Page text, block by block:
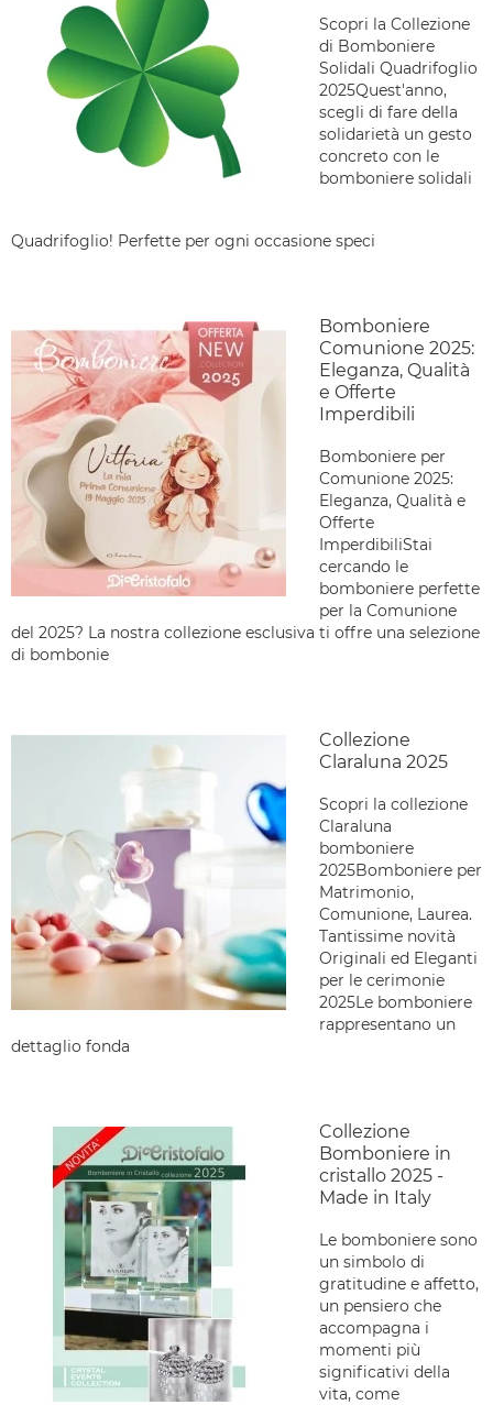
Scopri la Collezione
di Bomboniere
Solidali Quadrifoglio
2025Quest'anno,
scegli di fare della
solidarietà un gesto
concreto con le
bomboniere solidali
Quadrifoglio! Perfette per ogni occasione speci
Bomboniere
Comunione 2025:
Eleganza, Qualità
e Offerte
Imperdibili
Bomboniere per
Comunione 2025:
Eleganza, Qualità e
Offerte
ImperdibiliStai
cercando le
bomboniere perfette
per la Comunione
del 2025? La nostra collezione esclusiva ti offre una selezione
di bombonie
Collezione
Claraluna 2025
Scopri la collezione
Claraluna
bomboniere
2025Bomboniere per
Matrimonio,
Comunione, Laurea.
Tantissime novità
Originali ed Eleganti
per le cerimonie
2025Le bomboniere
rappresentano un
dettaglio fonda
Collezione
Bomboniere in
cristallo 2025 -
Made in Italy
Le bomboniere sono
un simbolo di
gratitudine e affetto,
un pensiero che
accompagna i
momenti più
significativi della
vita, come